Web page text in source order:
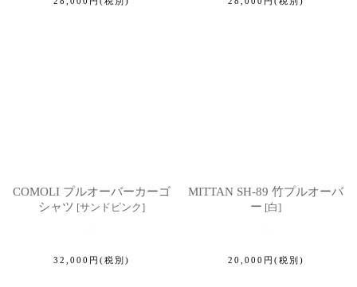
COMOLI プルオーバーカーゴ
シャツ [サンドピンク]
32,000 円 (税別)
MITTAN SH-89 竹プルオーバ
ー [白]
20,000 円 (税別)